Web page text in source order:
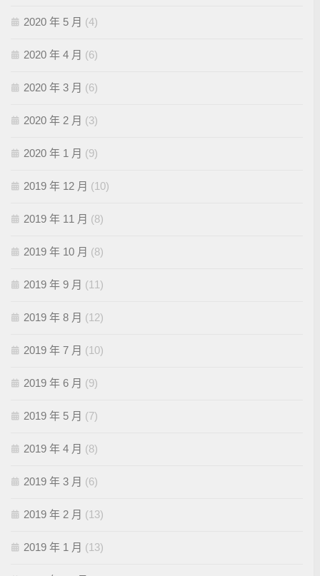
2020 年 5 月 (4)
2020 年 4 月 (6)
2020 年 3 月 (6)
2020 年 2 月 (3)
2020 年 1 月 (9)
2019 年 12 月 (10)
2019 年 11 月 (8)
2019 年 10 月 (8)
2019 年 9 月 (11)
2019 年 8 月 (12)
2019 年 7 月 (10)
2019 年 6 月 (9)
2019 年 5 月 (7)
2019 年 4 月 (8)
2019 年 3 月 (6)
2019 年 2 月 (13)
2019 年 1 月 (13)